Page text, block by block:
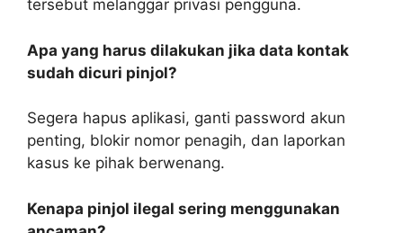
tersebut melanggar privasi pengguna.
Apa yang harus dilakukan jika data kontak
sudah dicuri pinjol?
Segera hapus aplikasi, ganti password akun
penting, blokir nomor penagih, dan laporkan
kasus ke pihak berwenang.
Kenapa pinjol ilegal sering menggunakan